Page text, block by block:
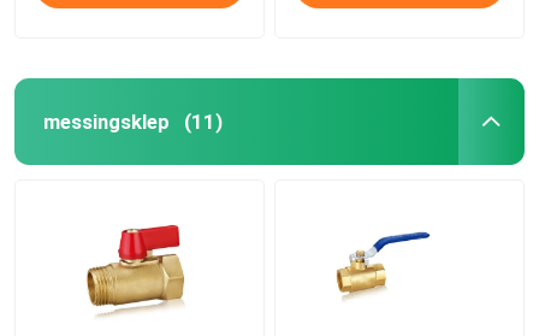
messingsklep (11)